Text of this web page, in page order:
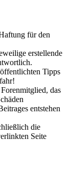
für den
erstellende
Tipps
das
entstehen
die
Seite